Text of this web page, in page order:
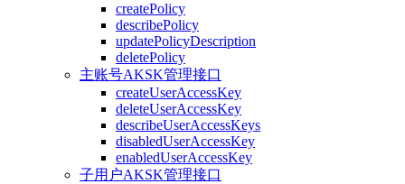
createPolicy
describePolicy
updatePolicyDescription
deletePolicy
主账号AKSK管理接口
createUserAccessKey
deleteUserAccessKey
describeUserAccessKeys
disabledUserAccessKey
enabledUserAccessKey
子用户AKSK管理接口